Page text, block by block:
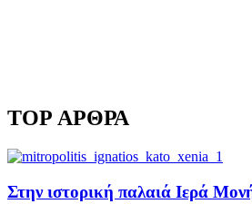
TOP ΑΡΘΡΑ
Στην ιστορική παλαιά Ιερά